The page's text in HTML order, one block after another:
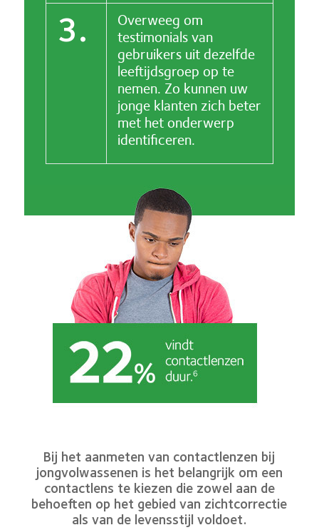
3. Overweeg om
testimonials van
gebruikers uit dezelfde
leeftijdsgroep op te
nemen. Zo kunnen uw
jonge klanten zich beter
met het onderwerp
identificeren.
Bij het aanmeten van contactlenzen bij
jongvolwassenen is het belangrijk om een
contactlens te kiezen die zowel aan de
behoeften op het gebied van zichtcorrectie
als van de levensstijl voldoet.